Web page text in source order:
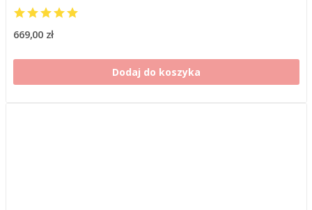
669,00 zł
Dodaj do koszyka